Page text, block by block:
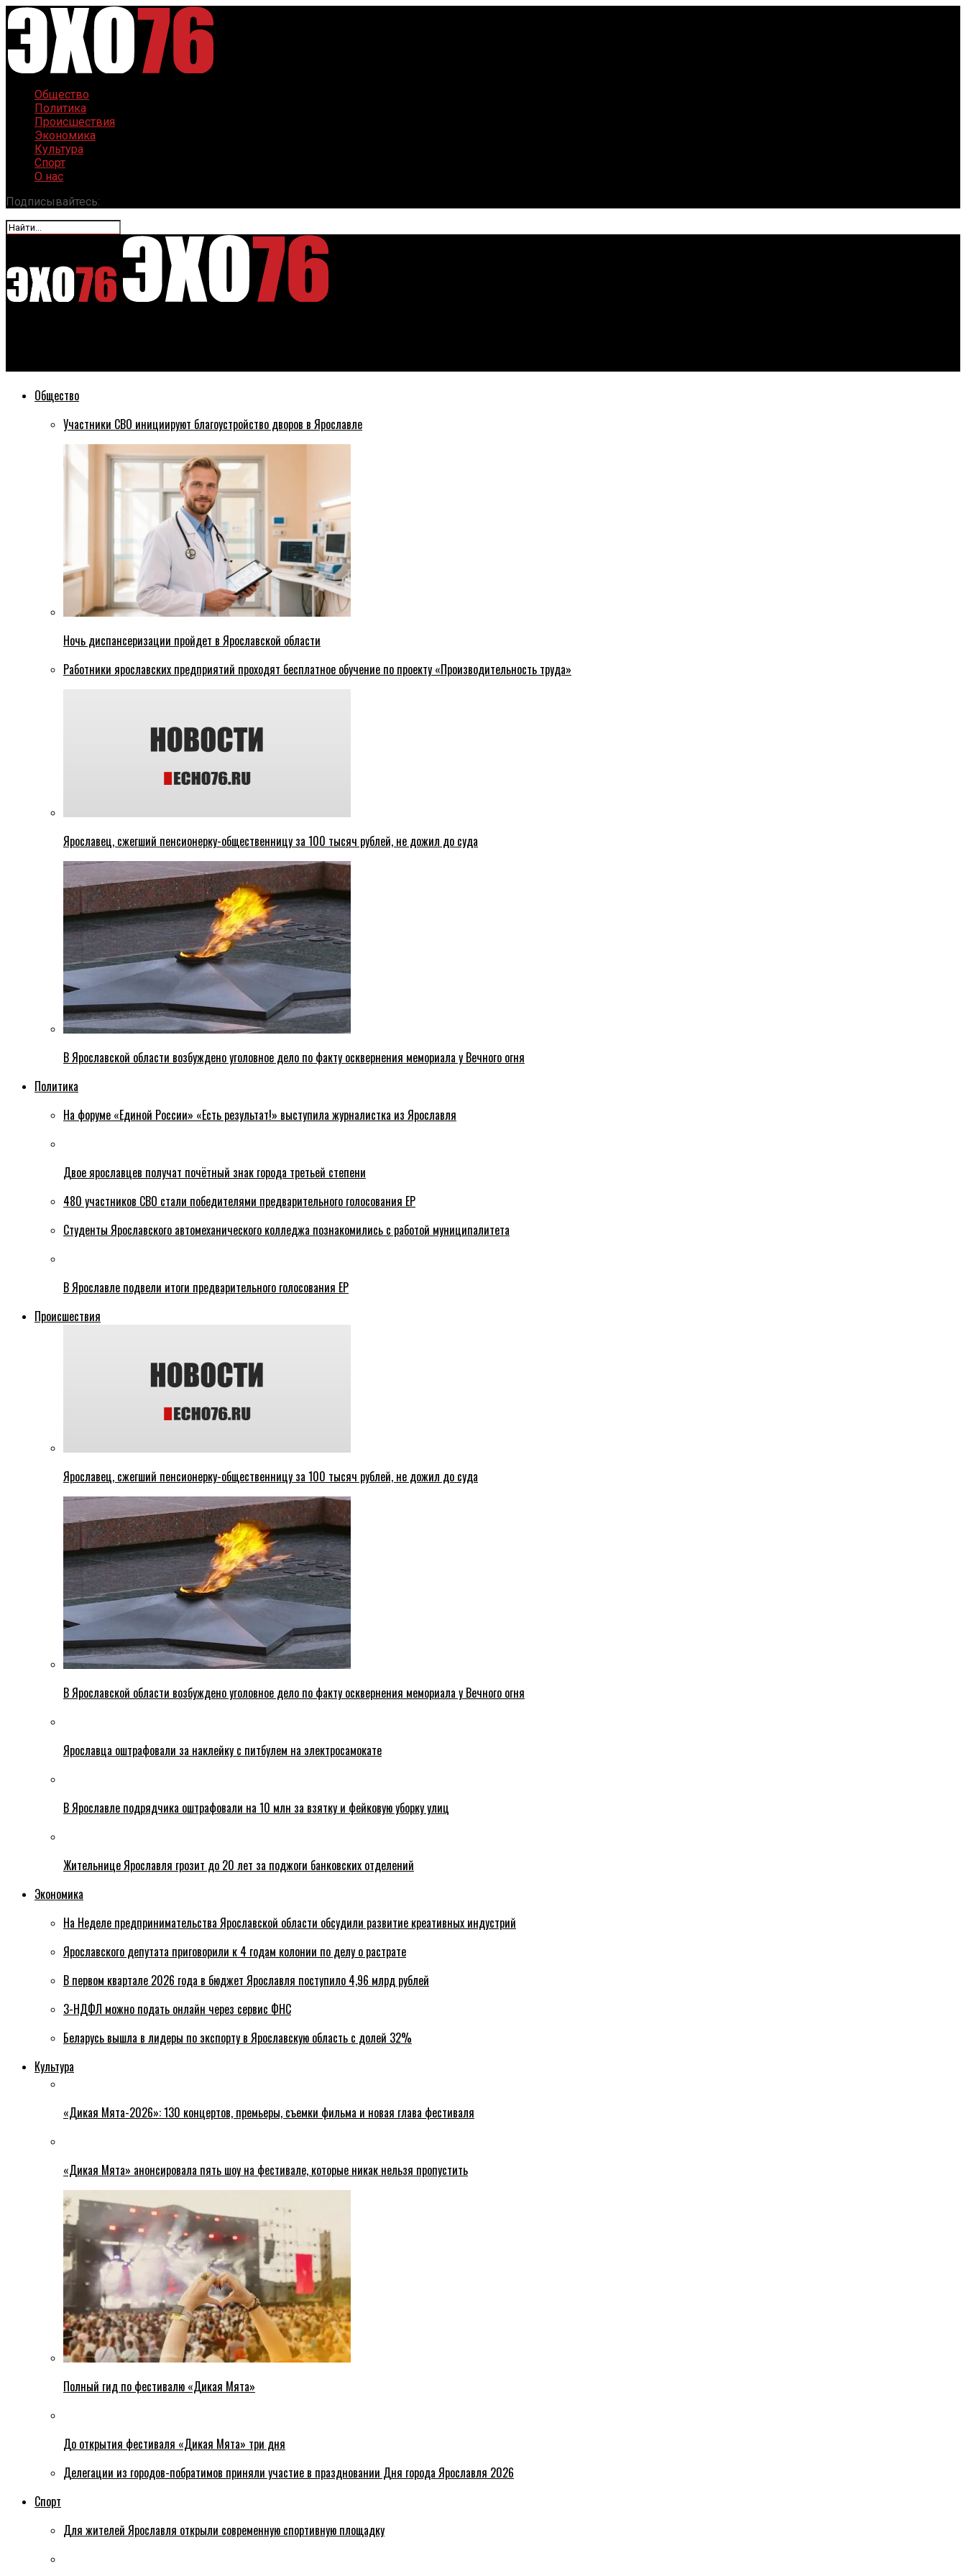
Общество
Политика
Происшествия
Экономика
Культура
Спорт
О нас
Подписывайтесь:
Общество
Участники СВО инициируют благоустройство дворов в Ярославле
Ночь диспансеризации пройдет в Ярославской области
Работники ярославских предприятий проходят бесплатное обучение по проекту «Производительность труда»
Ярославец, сжегший пенсионерку-общественницу за 100 тысяч рублей, не дожил до суда
В Ярославской области возбуждено уголовное дело по факту осквернения мемориала у Вечного огня
Политика
На форуме «Единой России» «Есть результат!» выступила журналистка из Ярославля
Двое ярославцев получат почётный знак города третьей степени
480 участников СВО стали победителями предварительного голосования ЕР
Студенты Ярославского автомеханического колледжа познакомились с работой муниципалитета
В Ярославле подвели итоги предварительного голосования ЕР
Происшествия
Ярославец, сжегший пенсионерку-общественницу за 100 тысяч рублей, не дожил до суда
В Ярославской области возбуждено уголовное дело по факту осквернения мемориала у Вечного огня
Ярославца оштрафовали за наклейку с питбулем на электросамокате
В Ярославле подрядчика оштрафовали на 10 млн за взятку и фейковую уборку улиц
Жительнице Ярославля грозит до 20 лет за поджоги банковских отделений
Экономика
На Неделе предпринимательства Ярославской области обсудили развитие креативных индустрий
Ярославского депутата приговорили к 4 годам колонии по делу о растрате
В первом квартале 2026 года в бюджет Ярославля поступило 4,96 млрд рублей
3-НДФЛ можно подать онлайн через сервис ФНС
Беларусь вышла в лидеры по экспорту в Ярославскую область с долей 32%
Культура
«Дикая Мята-2026»: 130 концертов, премьеры, съемки фильма и новая глава фестиваля
«Дикая Мята» анонсировала пять шоу на фестивале, которые никак нельзя пропустить
Полный гид по фестивалю «Дикая Мята»
До открытия фестиваля «Дикая Мята» три дня
Делегации из городов-побратимов приняли участие в праздновании Дня города Ярославля 2026
Спорт
Для жителей Ярославля открыли современную спортивную площадку